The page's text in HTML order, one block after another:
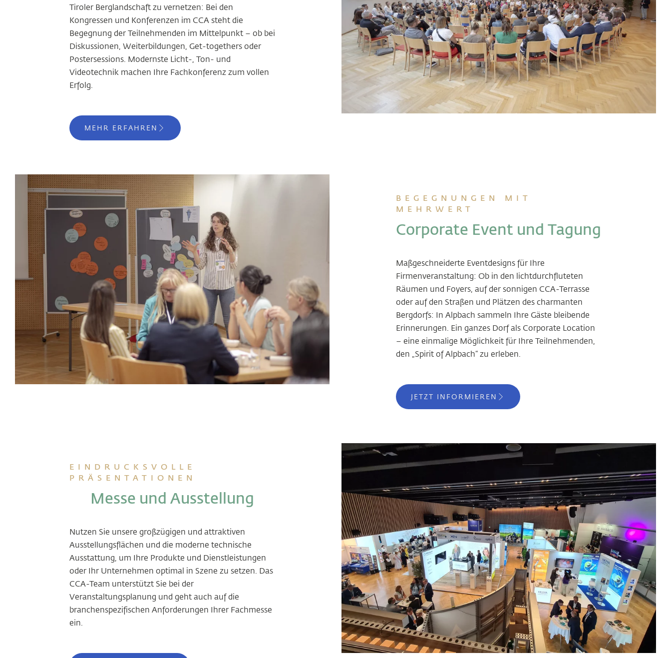
Tiroler Berglandschaft zu vernetzen: Bei den
Kongressen und Konferenzen im CCA steht die
Begegnung der Teilnehmenden im Mittelpunkt – ob bei
Diskussionen, Weiterbildungen, Get-togethers oder
Postersessions. Modernste Licht-, Ton- und
Videotechnik machen Ihre Fachkonferenz zum vollen
Erfolg.
MEHR ERFAHREN
BEGEGNUNGEN MIT
MEHRWERT
Corporate Event und Tagung
Maßgeschneiderte Eventdesigns für Ihre
Firmenveranstaltung: Ob in den lichtdurchfluteten
Räumen und Foyers, auf der sonnigen CCA-Terrasse
oder auf den Straßen und Plätzen des charmanten
Bergdorfs: In Alpbach sammeln Ihre Gäste bleibende
Erinnerungen. Ein ganzes Dorf als Corporate Location
– eine einmalige Möglichkeit für Ihre Teilnehmenden,
den „Spirit of Alpbach“ zu erleben.
JETZT INFORMIEREN
EINDRUCKSVOLLE
PRÄSENTATIONEN
Messe und Ausstellung
Nutzen Sie unsere großzügigen und attraktiven
Ausstellungsflächen und die moderne technische
Ausstattung, um Ihre Produkte und Dienstleistungen
oder Ihr Unternehmen optimal in Szene zu setzen. Das
CCA-Team unterstützt Sie bei der
Veranstaltungsplanung und geht auch auf die
branchenspezifischen Anforderungen Ihrer Fachmesse
ein.